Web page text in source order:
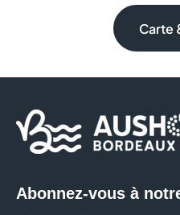
Carte
Abonnez-vous à